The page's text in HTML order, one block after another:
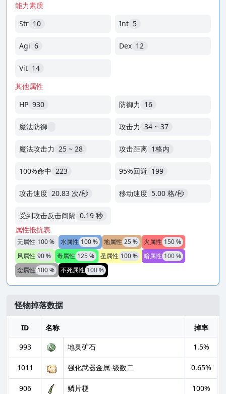
能力素质
Str 10 Int 5
Agi 6 Dex 12
Vit 14
其他属性
HP 930 防御力 16
魔法防御 攻击力 34 ~ 37
魔法攻击力 25 ~ 28 攻击距离 1格内
100%命中 223 95%回避 199
攻击速度 20.83 次/秒 移动速度 5.00 格/秒
受到攻击反击间隔 0.19 秒
属性抵抗表
无属性 100 % 水属性 100 % 地属性 25 % 火属性 150 %
风属性 90 % 毒属性 125 % 圣属性 100 % 暗属性 100 %
念属性 100 % 不死属性 100 %
怪物掉落数据
ID 名称
掉率
993
地灵矿石 1.5%
1011 强化武器金属-级数二 0.65%
906 鳞片梗 100%